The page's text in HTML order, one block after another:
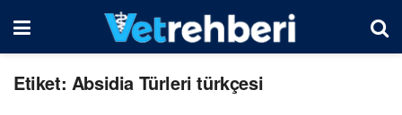
Etiket: Absidia Türleri türkçesi